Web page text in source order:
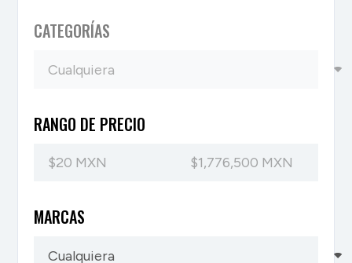
CATEGORÍAS
RANGO DE PRECIO
MARCAS